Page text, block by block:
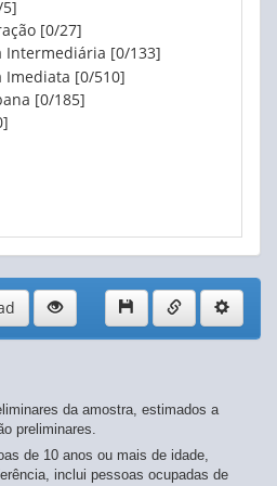
[0/27]
Intermediária [0/133]
Imediata [0/510]
[0/185]
da amostra, estimados a
preliminares.
de 10 anos ou mais de idade,
inclui pessoas ocupadas de